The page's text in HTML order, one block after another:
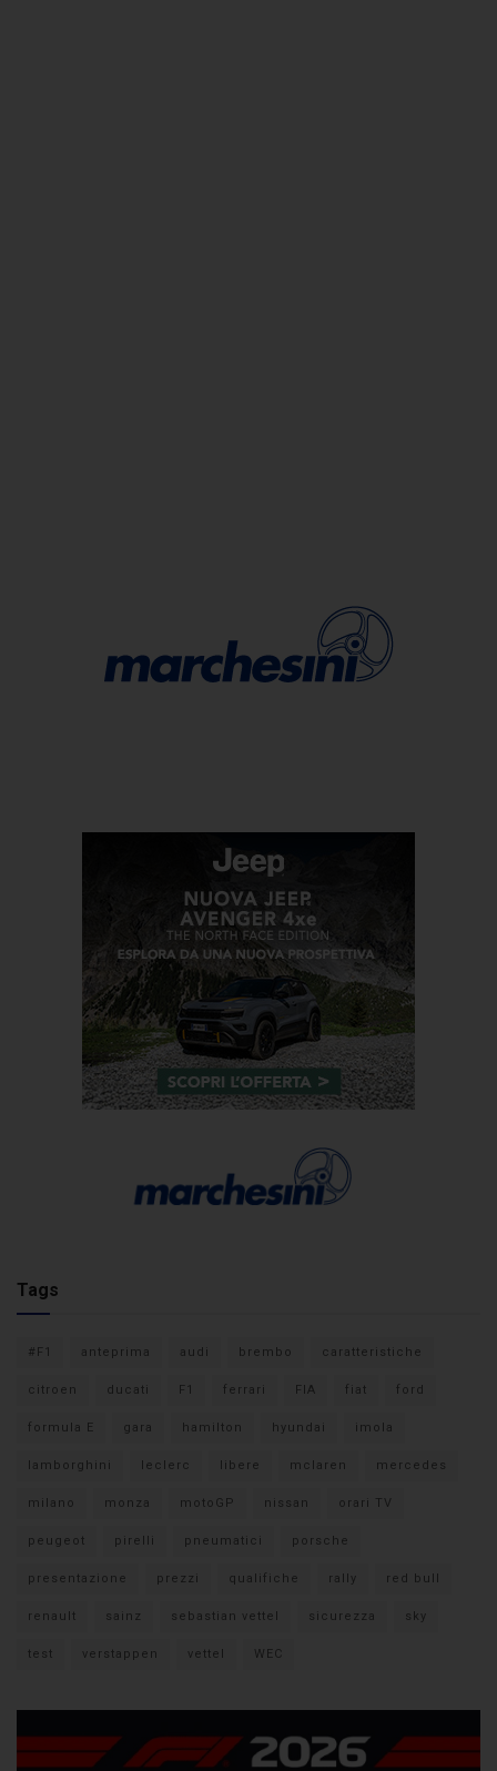
Tags
#F1 anteprima audi brembo caratteristiche
citroen ducati F1 ferrari FIA fiat ford
formula E gara hamilton hyundai imola
lamborghini leclerc libere mclaren mercedes
milano monza motoGP nissan orari TV
peugeot pirelli pneumatici porsche
presentazione prezzi qualifiche rally red bull
renault sainz sebastian vettel sicurezza sky
test verstappen vettel WEC